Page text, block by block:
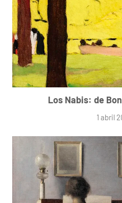
Los Nabis: de
1 abril